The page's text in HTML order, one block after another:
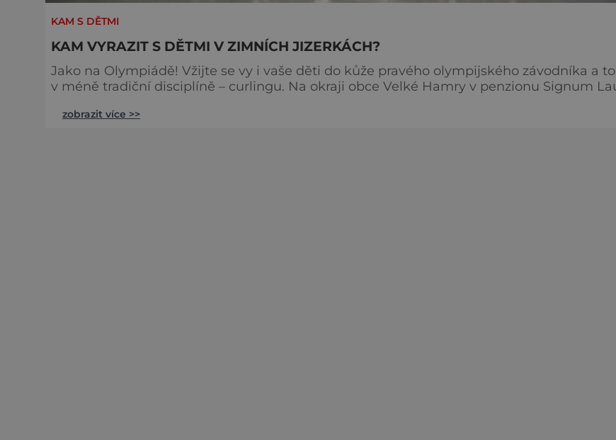
KAM S DĚTMI
KAM VYRAZIT S DĚTMI V ZIMNÍCH JIZERKÁCH?
Jako na Olympiádě! Vžijte se vy i vaše děti do kůže pravého olympijského závodníka a to
v méně tradiční disciplíně – curlingu. Na okraji obce Velké Hamry v penzionu Signum Laudis si
upravená plocha, tak i originální kameny ze skotské žuly. Obvyklý počet hráčů je 4 na 4, a
zobrazit více >>